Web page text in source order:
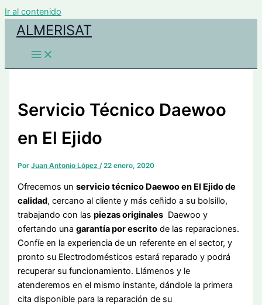
Ir al contenido
ALMERISAT
Servicio Técnico Daewoo
en El Ejido
PorJuan Antonio López/22 enero, 2020
Ofrecemos unservicio técnico Daewoo en El Ejido de
calidad, cercano al cliente y más ceñido a su bolsillo,
trabajando con laspiezas originales Daewoo y
ofertando unagarantía por escrito de las reparaciones.
Confíe en la experiencia de un referente en el sector, y
pronto su Electrodomésticos estará reparado y podrá
recuperar su funcionamiento. Llámenos y le
atenderemos en el mismo instante, dándole la primera
cita disponible para la reparación de su